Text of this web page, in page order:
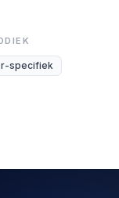
specifiek